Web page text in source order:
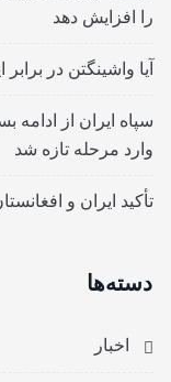
را افزایش دهد
آیا واشینگتن در
سپاه ایران از ادامه
وارد مرحله تازه شد
تأکید ایران و
دسته‌ها
اخبار